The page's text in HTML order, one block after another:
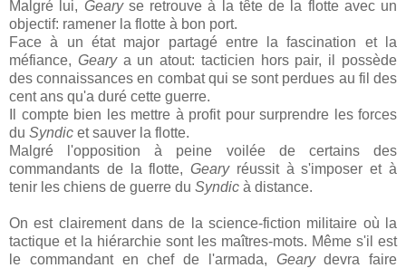
Malgré lui, Geary se retrouve à la tête de la flotte avec un
objectif: ramener la flotte à bon port.
Face à un état major partagé entre la fascination et la
méfiance, Geary a un atout: tacticien hors pair, il possède
des connaissances en combat qui se sont perdues au fil des
cent ans qu'a duré cette guerre.
Il compte bien les mettre à profit pour surprendre les forces
du Syndic et sauver la flotte.
Malgré l'opposition à peine voilée de certains des
commandants de la flotte,Geary réussit à s'imposer et à
tenir les chiens de guerre du Syndic à distance.
On est clairement dans de la science-fiction militaire où la
tactique et la hiérarchie sont les maîtres-mots. Même s'il est
le commandant en chef de l'armada, Gearydevra faire